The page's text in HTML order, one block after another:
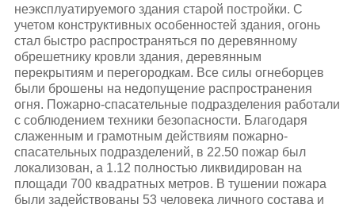
неэксплуатируемого здания старой постройки. С
учетом конструктивных особенностей здания, огонь
стал быстро распространяться по деревянному
обрешетнику кровли здания, деревянным
перекрытиям и перегородкам. Все силы огнеборцев
были брошены на недопущение распространения
огня. Пожарно-спасательные подразделения работали
с соблюдением техники безопасности. Благодаря
слаженным и грамотным действиям пожарно-
спасательных подразделений, в 22.50 пожар был
локализован, а 1.12 полностью ликвидирован на
площади 700 квадратных метров. В тушении пожара
были задействованы 53 человека личного состава и